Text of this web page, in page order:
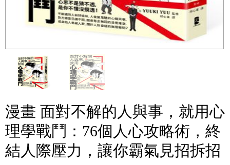
漫畫 面對不解的人與事，就用心
理學戰鬥：76個人心攻略術，終
結人際壓力，讓你霸氣見招拆招